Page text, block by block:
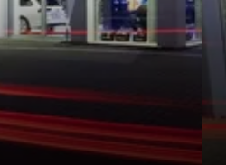
Unternehmen
Karriere
News